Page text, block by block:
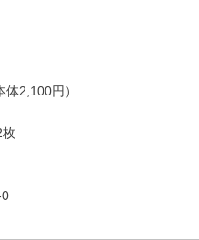
体2,100円）